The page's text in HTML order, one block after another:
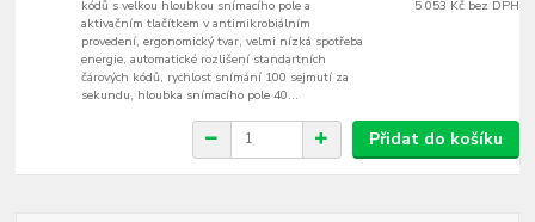
kódů s velkou hloubkou snímacího pole a
aktivačním tlačítkem v antimikrobiálním
provedení, ergonomický tvar, velmi nízká spotřeba
energie, automatické rozlišení standartních
čárových kódů, rychlost snímání 100 sejmutí za
sekundu, hloubka snímacího pole 40...
5 053 Kč bez DPH
Přidat do košíku